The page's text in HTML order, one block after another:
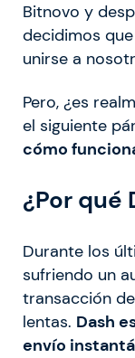
Bitnovo y
decidimos que
unirse a
Pero, ¿es
el siguiente
cómo
¿Por qué
Durante los
sufriendo un
transacción
lentas. Dash
envío